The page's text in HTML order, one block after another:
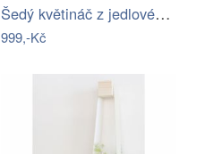
Šedý květináč z jedlového dřeva Surdic…
999,-Kč